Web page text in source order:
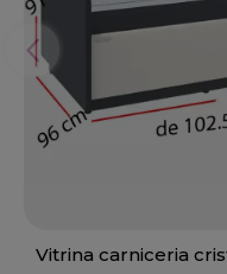
Vitrina carniceria